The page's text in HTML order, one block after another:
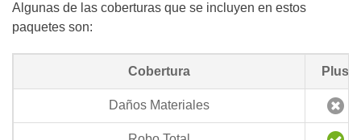
Algunas de las coberturas que se incluyen en estos
paquetes son:
Cobertura Plus
Daños Materiales